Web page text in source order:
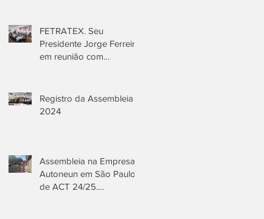
FETRATEX. Seu
Presidente Jorge Ferreira
em reunião com
negociações CCT
2024/25
Registro da Assembleia
2024
Assembleia na Empresa
Autoneun em São Paulo
de ACT 24/25.